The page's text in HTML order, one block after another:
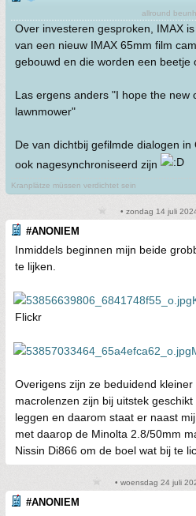
allround
Over investeren gesproken, IMAX
van een nieuw IMAX 65mm film
gebouwd en die worden een beetje
Las ergens anders "I hope the new
lawnmower"
De van dichtbij gefilmde dialogen
ook nagesynchroniseerd zijn
Kranplätze müssen verdichtet sein
• zondag 14 juli
#ANONIEM
Inmiddels beginnen mijn beide
te lijken.
Flickr
Overigens zijn ze beduidend
macrolenzen zijn bij uitstek
leggen en daarom staat er naast
met daarop de Minolta 2.8/50mm
Nissin Di866 om de boel wat bij te
• woensdag 24 juli
#ANONIEM